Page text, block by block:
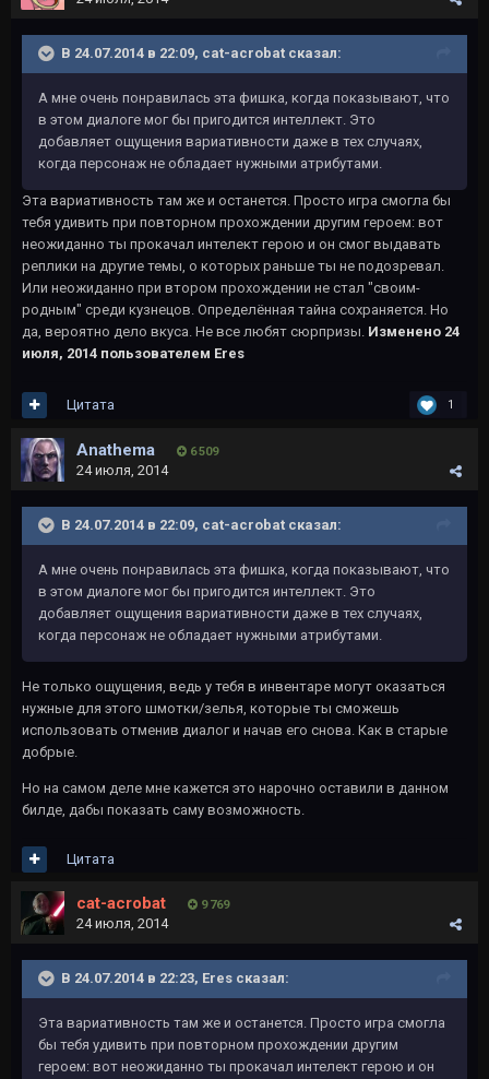
В 24.07.2014 в 22:09, cat-acrobat сказал:
А мне очень понравилась эта фишка, когда показывают, что
в этом диалоге мог бы пригодится интеллект. Это
добавляет ощущения вариативности даже в тех случаях,
когда персонаж не обладает нужными атрибутами.
Эта вариативность там же и останется. Просто игра смогла бы
тебя удивить при повторном прохождении другим героем: вот
неожиданно ты прокачал интелект герою и он смог выдавать
реплики на другие темы, о которых раньше ты не подозревал.
Или неожиданно при втором прохождении не стал "своим-
родным" среди кузнецов. Определённая тайна сохраняется. Но
да, вероятно дело вкуса. Не все любят сюрпризы. Изменено 24
июля, 2014 пользователем Eres
1
Цитата
Anathema 6 509
24 июля, 2014
В 24.07.2014 в 22:09, cat-acrobat сказал:
А мне очень понравилась эта фишка, когда показывают, что
в этом диалоге мог бы пригодится интеллект. Это
добавляет ощущения вариативности даже в тех случаях,
когда персонаж не обладает нужными атрибутами.
Не только ощущения, ведь у тебя в инвентаре могут оказаться
нужные для этого шмотки/зелья, которые ты сможешь
использовать отменив диалог и начав его снова. Как в старые
добрые.
Но на самом деле мне кажется это нарочно оставили в данном
билде, дабы показать саму возможность.
Цитата
cat-acrobat 9 769
24 июля, 2014
В 24.07.2014 в 22:23, Eres сказал:
Эта вариативность там же и останется. Просто игра смогла
бы тебя удивить при повторном прохождении другим
героем: вот неожиданно ты прокачал интелект герою и он